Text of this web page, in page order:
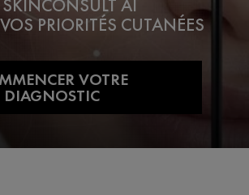
SKINCONSULT AI
PRIORITÉS CUTANÉES
VOTRE
DIAGNOSTIC